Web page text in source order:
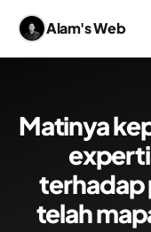
Alam's Web
Matinya
terhadap
telah